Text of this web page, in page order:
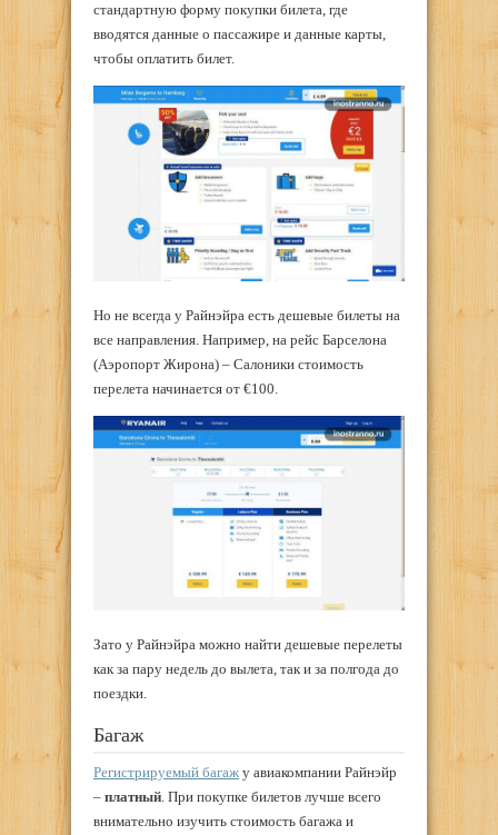
стандартную форму покупки билета, где
вводятся данные о пассажире и данные карты,
чтобы оплатить билет.
Но не всегда у Райнэйра есть дешевые билеты на
все направления. Например, на рейс Барселона
(Аэропорт Жирона) – Салоники стоимость
перелета начинается от €100.
Зато у Райнэйра можно найти дешевые перелеты
как за пару недель до вылета, так и за полгода до
поездки.
Багаж
Регистрируемый багаж у авиакомпании Райнэйр
– платный . При покупке билетов лучше всего
внимательно изучить стоимость багажа и